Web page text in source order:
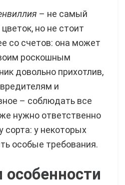
– не самый
но не стоит
со счетов: она может
роскошным
довольно прихотлив,
и
– соблюдать все
нужно ответственно
сорта: у некоторых
особые требования.
особенности